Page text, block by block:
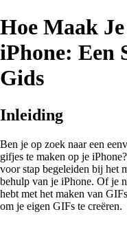
Hoe Maak
iPhone: Een
Gids
Inleiding
Ben je op zoek naar een
gifjes te maken op je
voor stap begeleiden bij het
behulp van je iPhone. Of je
hebt met het maken van
om je eigen GIFs te creëren.